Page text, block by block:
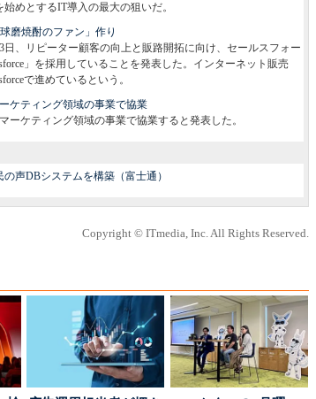
めとするIT導入の最大の狙いだ。
磨焼酎のファン」作り
、リピーター顧客の向上と販路開拓に向け、セールスフォー
」を採用していることを発表した。インターネット販売
で進めているという。
ケティング領域の事業で協業
ーケティング領域の事業で協業すると発表した。
声DBシステムを構築（富士通）
Copyright © ITmedia, Inc. All Rights Reserved.